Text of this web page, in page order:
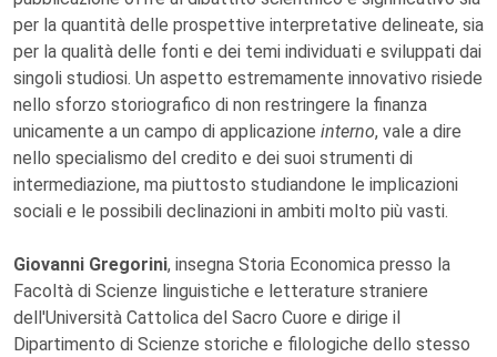
per la quantità delle prospettive interpretative delineate, sia
per la qualità delle fonti e dei temi individuati e sviluppati dai
singoli studiosi. Un aspetto estremamente innovativo risiede
nello sforzo storiografico di non restringere la finanza
unicamente a un campo di applicazione interno, vale a dire
nello specialismo del credito e dei suoi strumenti di
intermediazione, ma piuttosto studiandone le implicazioni
sociali e le possibili declinazioni in ambiti molto più vasti.
Giovanni Gregorini, insegna Storia Economica presso la
Facoltà di Scienze linguistiche e letterature straniere
dell'Università Cattolica del Sacro Cuore e dirige il
Dipartimento di Scienze storiche e filologiche dello stesso